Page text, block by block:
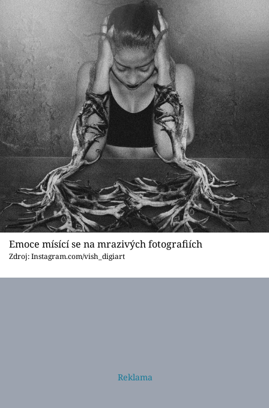
Emoce mísící se na mrazivých fotografiích
Zdroj: Instagram.com/vish_digiart